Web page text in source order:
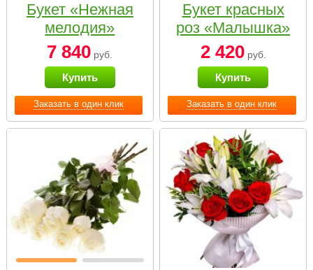
Заказать в один клик
Букет «Нежная
мелодия»
7 840 руб.
Купить
Заказать в один клик
Букет красных
роз «Малышка»
2 420руб.
Купить